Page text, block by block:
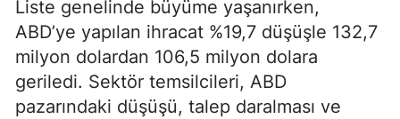
Liste genelinde büyüme yaşanırken,
ABD’ye yapılan ihracat %19,7 düşüşle 132,7
milyon dolardan 106,5 milyon dolara
geriledi. Sektör temsilcileri, ABD
pazarındaki düşüşü, talep daralması ve